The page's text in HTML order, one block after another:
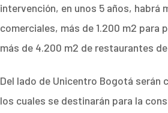
intervención, en unos 5 años, habrá
comerciales, más de 1.200 m2 para
más de 4.200 m2 de restaurantes
Del lado de Unicentro Bogotá serán
los cuales se destinarán para la